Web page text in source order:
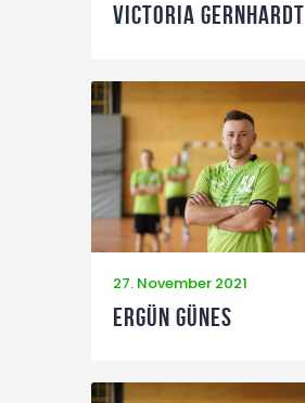
Victoria Gernhardt
27. November 2021
Ergün Günes